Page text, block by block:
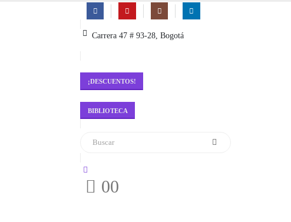
Carrera 47 # 93-28, Bogotá
¡DESCUENTOS!
BIBLIOTECA
00